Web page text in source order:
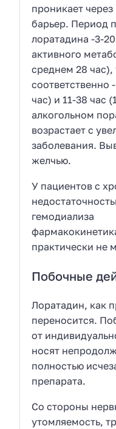
проникает
барьер. Период
лоратадина -3-
активного
среднем 28
соответственно
час) и 11-38 час
алкогольном
возрастает с
заболевания.
желчью.
У пациентов с
гемодиализа
практически не
Побочные
Лоратадин, как
переносится.
от
носят
полностью
препарата.
Со стороны
утомляемость,